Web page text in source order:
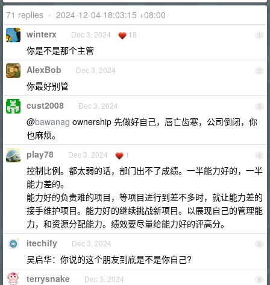
71 replies • 2024-12-04 18:03:15 +08:00
1
winterx Dec 3, 2024 18
你是不是那个主管
2
AlexBob Dec 3, 2024
你最好别管
3
cust2008 Dec 3, 2024
@bawanag ownership 先做好自己，唇亡齿寒，公司倒闭，你
也麻烦。
4
play78 Dec 3, 2024 1
控制比例。都太弱的话，部门出不了成绩。一半能力好的，一半
能力差的。
能力好的负责难的项目，等项目进行到差不多时，就让能力差的
接手维护项目。能力好的继续挑战新项目。以展现自己的管理能
力，和资源分配能力。绩效要尽量给能力好的评高分。
5
itechify Dec 3, 2024
吴启华：你说的这个朋友到底是不是你自己?
6
terrysnake Dec 3, 2024